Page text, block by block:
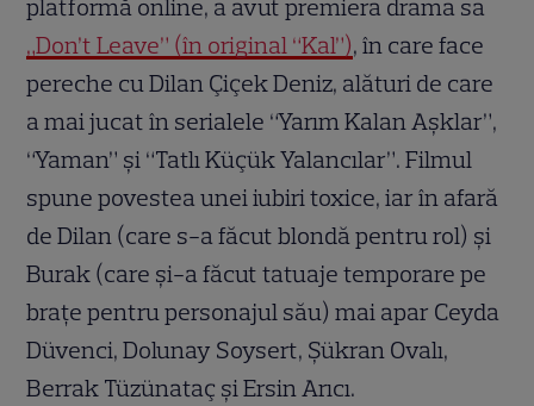
platformă online, a avut premiera drama sa
„Don’t Leave” (în original “Kal”), în care face
pereche cu Dilan Çiçek Deniz, alături de care
a mai jucat în serialele “Yarım Kalan Aşklar”,
“Yaman” și “Tatlı Küçük Yalancılar”. Filmul
spune povestea unei iubiri toxice, iar în afară
de Dilan (care s-a făcut blondă pentru rol) și
Burak (care și-a făcut tatuaje temporare pe
brațe pentru personajul său) mai apar Ceyda
Düvenci, Dolunay Soysert, Şükran Ovalı,
Berrak Tüzünataç și Ersin Arıcı.